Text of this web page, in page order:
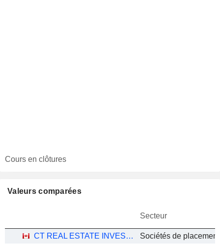
Cours en clôtures
Valeurs comparées
Secteur
CT REAL ESTATE INVESTMENT TRUST